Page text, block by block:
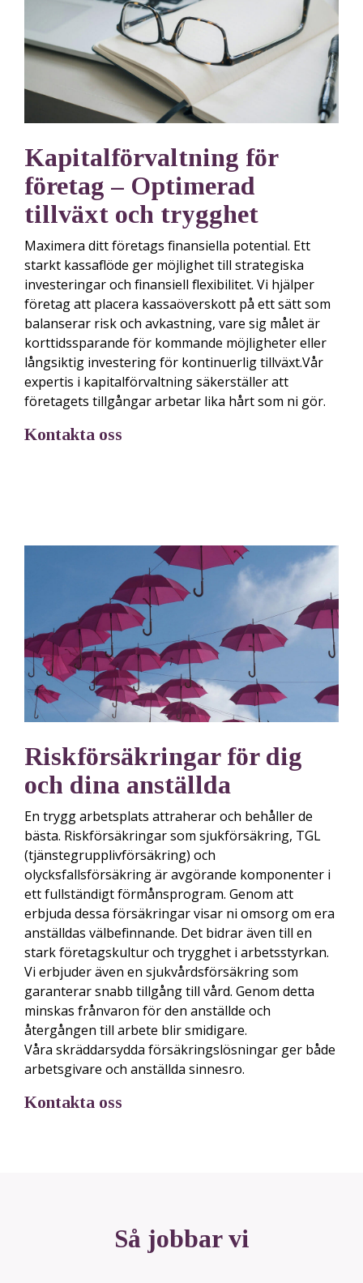
Kapitalförvaltning för
företag – Optimerad
tillväxt och trygghet
Maximera ditt företags finansiella potential. Ett
starkt kassaflöde ger möjlighet till strategiska
investeringar och finansiell flexibilitet. Vi hjälper
företag att placera kassaöverskott på ett sätt som
balanserar risk och avkastning, vare sig målet är
korttidssparande för kommande möjligheter eller
långsiktig investering för kontinuerlig tillväxt.Vår
expertis i kapitalförvaltning säkerställer att
företagets tillgångar arbetar lika hårt som ni gör.
Kontakta oss
Riskförsäkringar för dig
och dina anställda
En trygg arbetsplats attraherar och behåller de
bästa. Riskförsäkringar som sjukförsäkring, TGL
(tjänstegrupplivförsäkring) och
olycksfallsförsäkring är avgörande komponenter i
ett fullständigt förmånsprogram. Genom att
erbjuda dessa försäkringar visar ni omsorg om era
anställdas välbefinnande. Det bidrar även till en
stark företagskultur och trygghet i arbetsstyrkan.
Vi erbjuder även en sjukvårdsförsäkring som
garanterar snabb tillgång till vård. Genom detta
minskas frånvaron för den anställde och
återgången till arbete blir smidigare.
Våra skräddarsydda försäkringslösningar ger både
arbetsgivare och anställda sinnesro.
Kontakta oss
Så jobbar vi